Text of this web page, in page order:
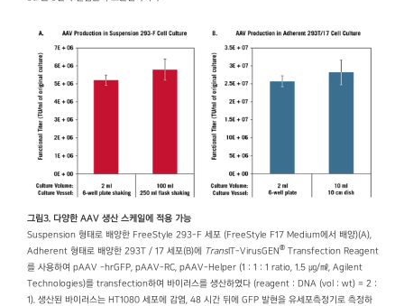
그림3. 다양한 AAV 생산 스케일에 적용 가능
Suspension 형태로 배양한 FreeStyle 293-F 세포 (FreeStyle F17 Medium에서 배양)(A),
Adherent 형태로 배양한 293T / 17 세포(B)에
TransIT-VirusGEN® Transfection Reagent
를 사용하여 pAAV -hrGFP, pAAV-RC, pAAV-Helper (1 : 1 : 1 ratio, 1.5 ㎍/㎖, Agilent
Technologies)를 transfection하여 바이러스를 생산하였다 (reagent : DNA (vol : wt) = 2 :
1). 생산된 바이러스는 HT1080 세포에 감염, 48 시간 뒤에 GFP 발현을 유세포측정기로 측정하